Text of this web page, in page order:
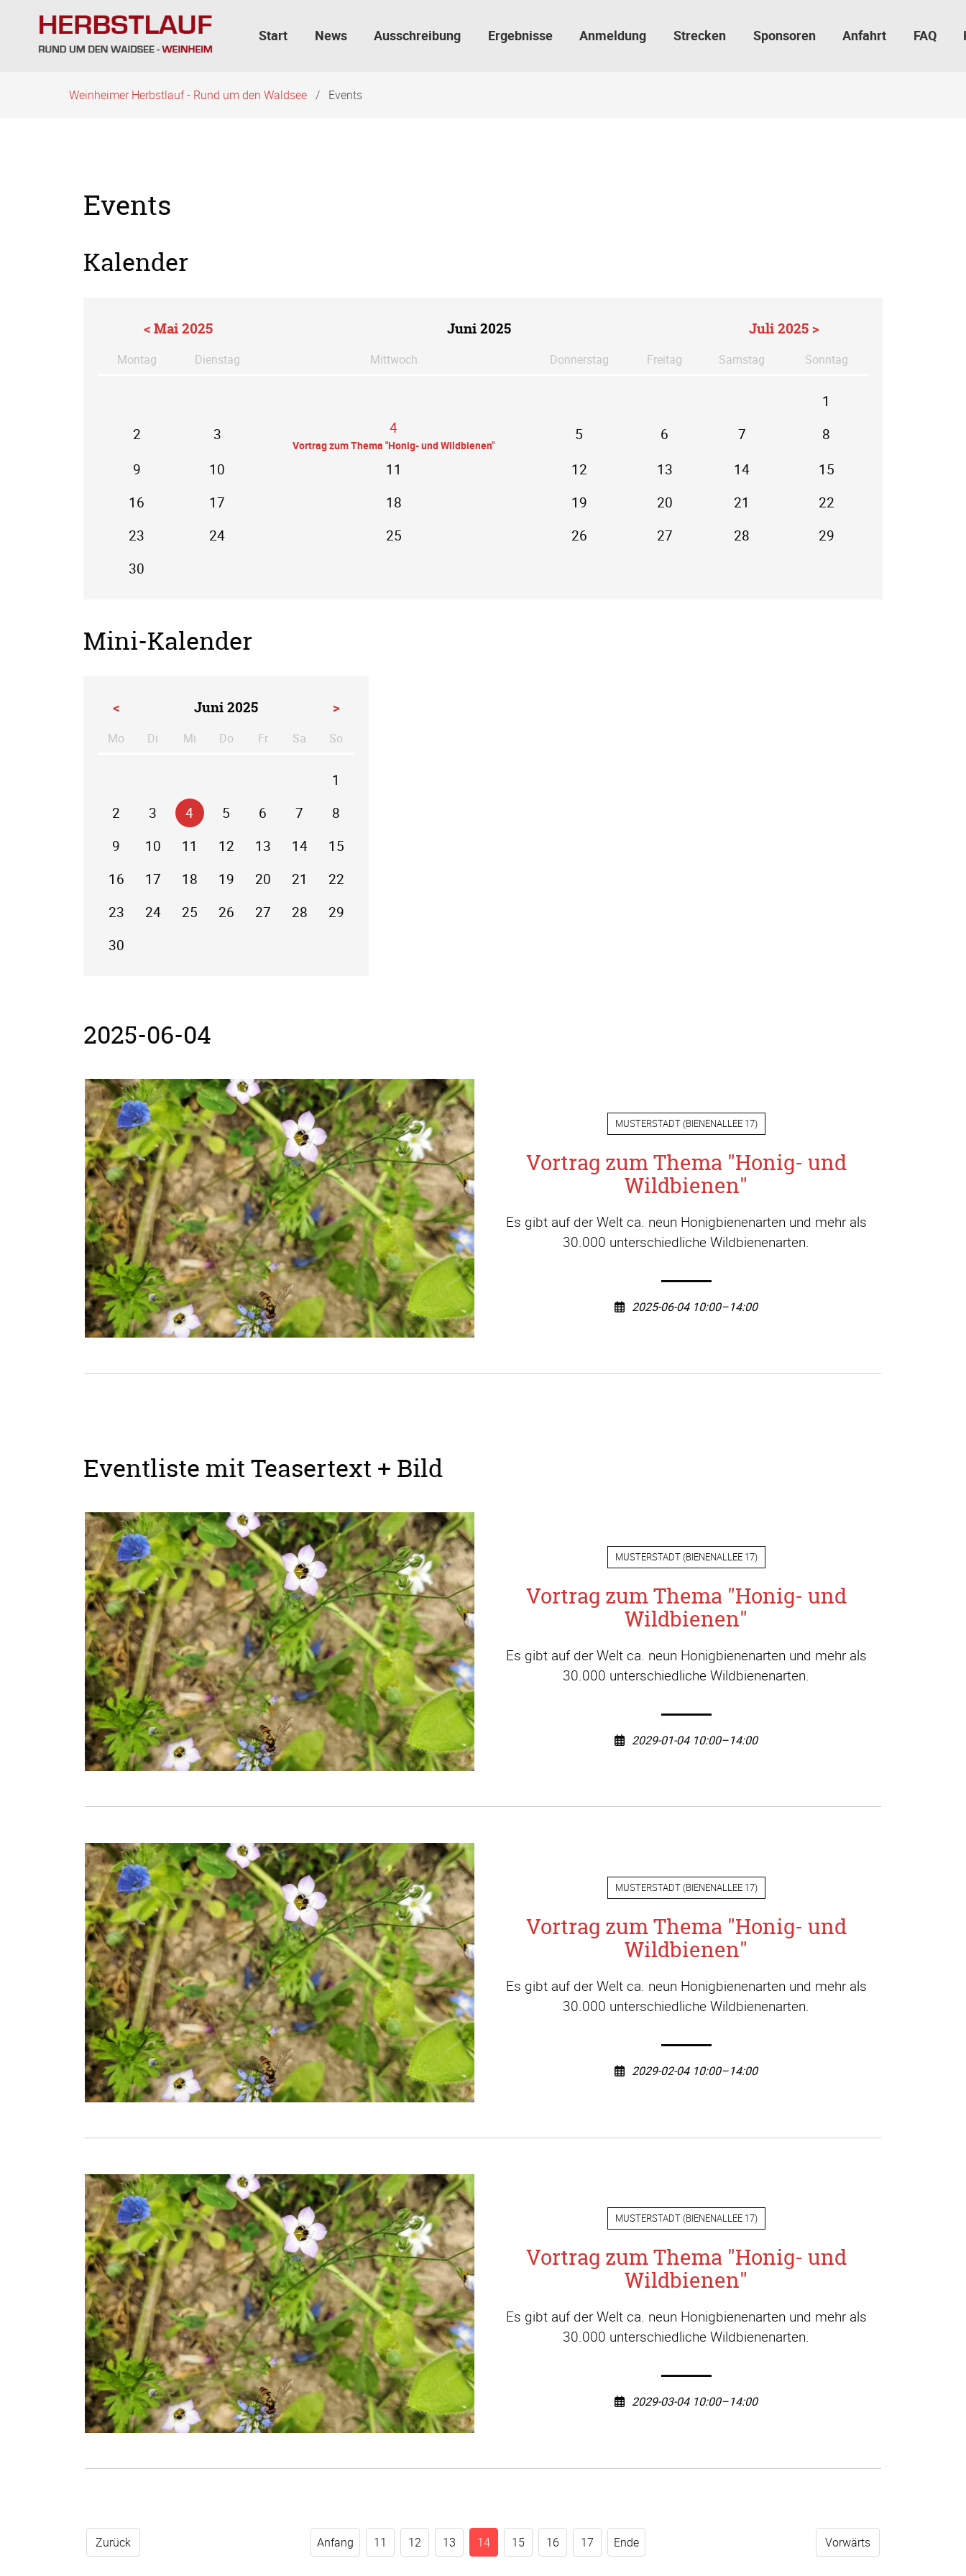
überspringen
Start News Ausschreibung Ergebnisse Anmeldung Strecken Sponsoren Anfahrt FAQ
Weinheimer Herbstlauf - Rund um den Waldsee Events
Events
Kalender
< Mai 2025 Juni 2025 Juli 2025 >
Montag Dienstag Mittwoch Donnerstag Freitag Samstag Sonntag
1
2
3 4
Vortrag zum Thema "Honig- und Wildbienen"
5 6 7
8
9
10 11 12 13 14
15
16
17 18 19 20 21
22
23
24 25 26 27 28
29
30
Mini-Kalender
< Juni 2025 >
Mo ntagDi enstag
Mi ttwoch
Do nnerstag
Fr eitagSa mstag
So
1
2
3 4 5 6 7
8
9
10 11 12 13 14
15
16
17 18 19 20 21
22
23
24 25 26 27 28
29
30
2025-06-04
MUSTERSTADT(BIENENALLEE 17)
Vortrag zum Thema "Honig- und
Wildbienen"
Es gibt auf der Welt ca. neun Honigbienenarten und mehr als
30.000 unterschiedliche Wildbienenarten.
2025-06-04 10:00–14:00
Eventliste mit Teasertext + Bild
MUSTERSTADT(BIENENALLEE 17)
Vortrag zum Thema "Honig- und
Wildbienen"
Es gibt auf der Welt ca. neun Honigbienenarten und mehr als
30.000 unterschiedliche Wildbienenarten.
2029-01-04 10:00–14:00
MUSTERSTADT(BIENENALLEE 17)
Vortrag zum Thema "Honig- und
Wildbienen"
Es gibt auf der Welt ca. neun Honigbienenarten und mehr als
30.000 unterschiedliche Wildbienenarten.
2029-02-04 10:00–14:00
MUSTERSTADT(BIENENALLEE 17)
Vortrag zum Thema "Honig- und
Wildbienen"
Es gibt auf der Welt ca. neun Honigbienenarten und mehr als
30.000 unterschiedliche Wildbienenarten.
2029-03-04 10:00–14:00
Zurück Vorwärts
Anfang 11 12 13 14 15 16 17 Ende